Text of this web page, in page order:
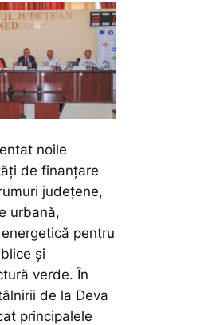
noile
de finanțare
județene,
urbană,
pentru
și
verde. În
de la Deva
principalele